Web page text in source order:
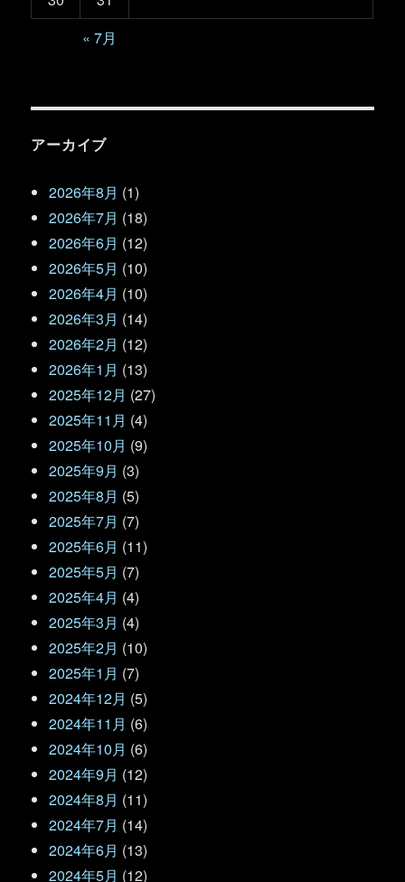
« 7月
アーカイブ
2026年8月 (1)
2026年7月 (18)
2026年6月 (12)
2026年5月 (10)
2026年4月 (10)
2026年3月 (14)
2026年2月 (12)
2026年1月 (13)
2025年12月 (27)
2025年11月 (4)
2025年10月 (9)
2025年9月 (3)
2025年8月 (5)
2025年7月 (7)
2025年6月 (11)
2025年5月 (7)
2025年4月 (4)
2025年3月 (4)
2025年2月 (10)
2025年1月 (7)
2024年12月 (5)
2024年11月 (6)
2024年10月 (6)
2024年9月 (12)
2024年8月 (11)
2024年7月 (14)
2024年6月 (13)
2024年5月 (12)